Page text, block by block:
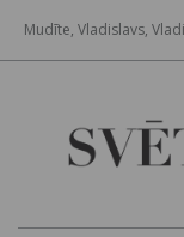
Mudīte, Vladislavs,